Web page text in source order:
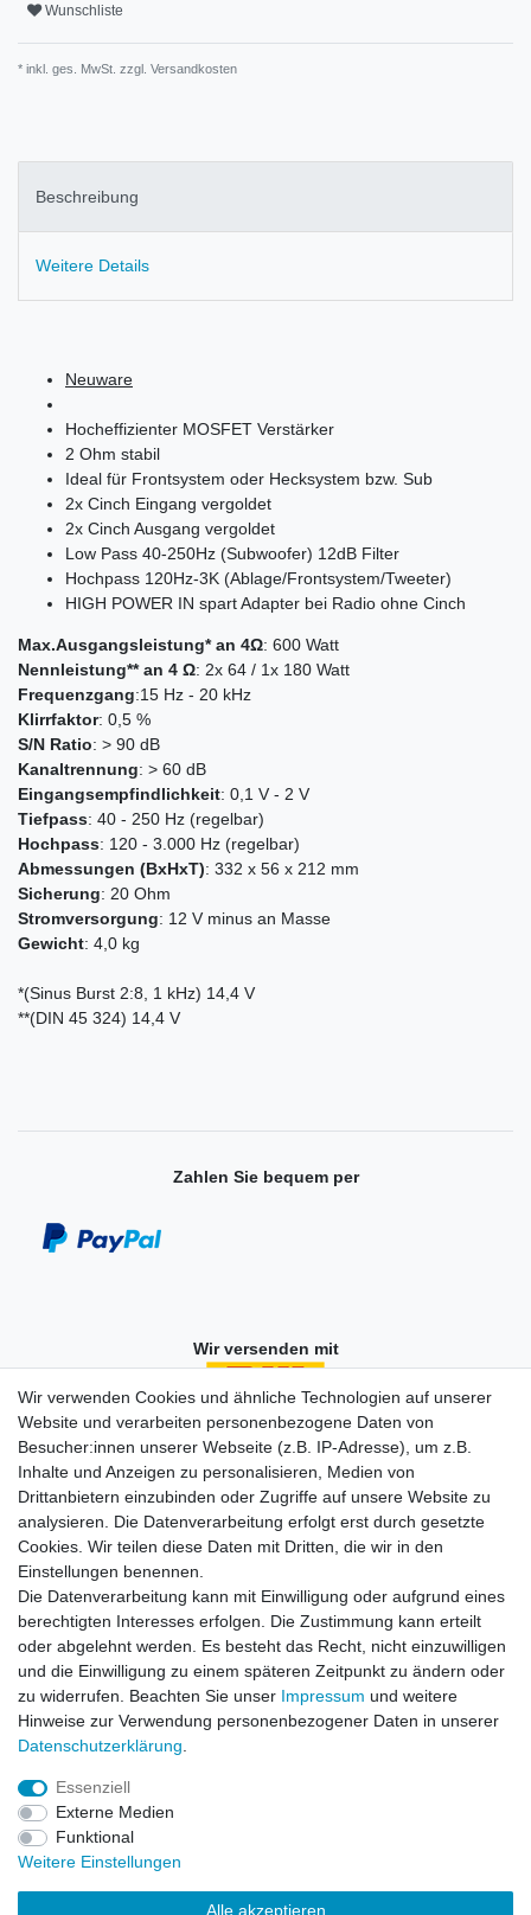
Wunschliste
* inkl. ges. MwSt. zzgl. Versandkosten
Beschreibung
Weitere Details
Neuware
Hocheffizienter MOSFET Verstärker
2 Ohm stabil
Ideal für Frontsystem oder Hecksystem bzw. Sub
2x Cinch Eingang vergoldet
2x Cinch Ausgang vergoldet
Low Pass 40-250Hz (Subwoofer) 12dB Filter
Hochpass 120Hz-3K (Ablage/Frontsystem/Tweeter)
HIGH POWER IN spart Adapter bei Radio ohne Cinch
Max.Ausgangsleistung* an 4Ω: 600 Watt
Nennleistung** an 4 Ω: 2x 64 / 1x 180 Watt
Frequenzgang:15 Hz - 20 kHz
Klirrfaktor: 0,5 %
S/N Ratio: > 90 dB
Kanaltrennung: > 60 dB
Eingangsempfindlichkeit: 0,1 V - 2 V
Tiefpass: 40 - 250 Hz (regelbar)
Hochpass: 120 - 3.000 Hz (regelbar)
Abmessungen (BxHxT): 332 x 56 x 212 mm
Sicherung: 20 Ohm
Stromversorgung: 12 V minus an Masse
Gewicht: 4,0 kg
*(Sinus Burst 2:8, 1 kHz) 14,4 V
**(DIN 45 324) 14,4 V
Zahlen Sie bequem per
Wir versenden mit
Einkaufen
Zahlungsarten
Versandarten & -kosten
Widerrufsrecht
Warenkorb
Zur Kasse
Vertrag widerrufen
Mein Konto
Registrieren
Unternehmen
Kontakt
Wir verwenden Cookies und ähnliche Technologien auf unserer
Website und verarbeiten personenbezogene Daten von
Besucher:innen unserer Webseite (z.B. IP-Adresse), um z.B.
Inhalte und Anzeigen zu personalisieren, Medien von
Drittanbietern einzubinden oder Zugriffe auf unsere Website zu
analysieren. Die Datenverarbeitung erfolgt erst durch gesetzte
Cookies. Wir teilen diese Daten mit Dritten, die wir in den
Einstellungen benennen.
Die Datenverarbeitung kann mit Einwilligung oder aufgrund eines
berechtigten Interesses erfolgen. Die Zustimmung kann erteilt
oder abgelehnt werden. Es besteht das Recht, nicht einzuwilligen
und die Einwilligung zu einem späteren Zeitpunkt zu ändern oder
zu widerrufen. Beachten Sie unser Impressum und weitere
Hinweise zur Verwendung personenbezogener Daten in unserer
Daten­schutz­erklärung
Essenziell
Externe Medien
Funktional
Weitere Einstellungen
Alle akzeptieren